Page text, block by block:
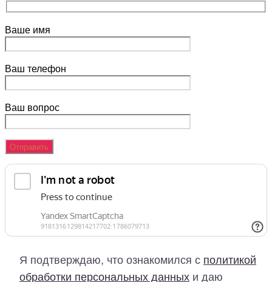
Ваше имя
Ваш телефон
Ваш вопрос
Я подтверждаю, что ознакомился с политикой
обработки персональных данных и даю